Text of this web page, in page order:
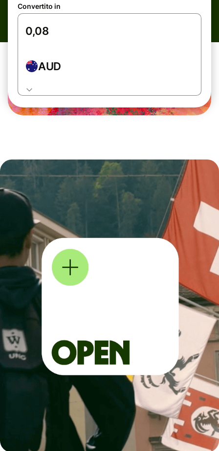
Convertito in
AUD